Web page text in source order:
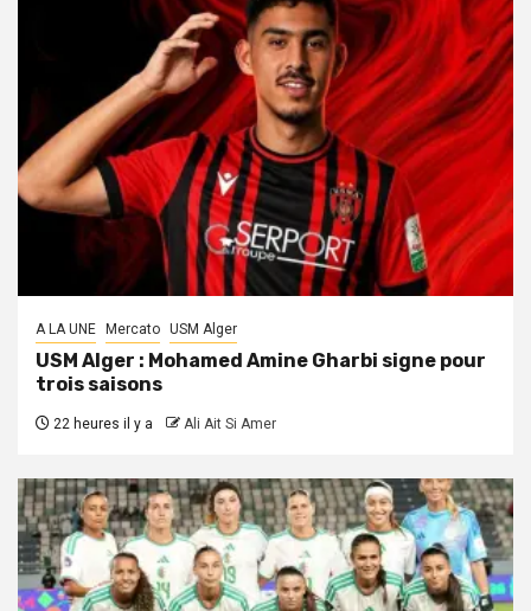
A LA UNE Mercato USM Alger
USM Alger : Mohamed Amine Gharbi signe pour
trois saisons
22 heures il y a Ali Ait Si Amer